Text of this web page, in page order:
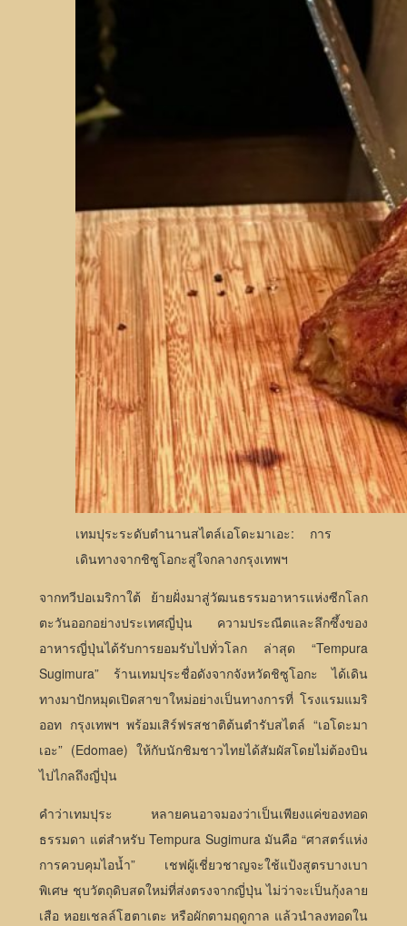
เทมปุระระดับตำนานสไตล์เอโดะมาเอะ: การ
เดินทางจากชิซูโอกะสู่ใจกลางกรุงเทพฯ
จากทวีปอเมริกาใต้ ย้ายฝั่งมาสู่วัฒนธรรมอาหารแห่งซีกโลก
ตะวันออกอย่างประเทศญี่ปุ่น ความประณีตและลึกซึ้งของ
อาหารญี่ปุ่นได้รับการยอมรับไปทั่วโลก ล่าสุด “Tempura
Sugimura” ร้านเทมปุระชื่อดังจากจังหวัดชิซูโอกะ ได้เดิน
ทางมาปักหมุดเปิดสาขาใหม่อย่างเป็นทางการที่ โรงแรมแมริ
ออท กรุงเทพฯ พร้อมเสิร์ฟรสชาติต้นตำรับสไตล์ “เอโดะมา
เอะ” (Edomae) ให้กับนักชิมชาวไทยได้สัมผัสโดยไม่ต้องบิน
ไปไกลถึงญี่ปุ่น
คำว่าเทมปุระ หลายคนอาจมองว่าเป็นเพียงแค่ของทอด
ธรรมดา แต่สำหรับ Tempura Sugimura มันคือ “ศาสตร์แห่ง
การควบคุมไอน้ำ” เชฟผู้เชี่ยวชาญจะใช้แป้งสูตรบางเบา
พิเศษ ชุบวัตถุดิบสดใหม่ที่ส่งตรงจากญี่ปุ่น ไม่ว่าจะเป็นกุ้งลาย
เสือ หอยเชลล์โฮตาเตะ หรือผักตามฤดูกาล แล้วนำลงทอดใน